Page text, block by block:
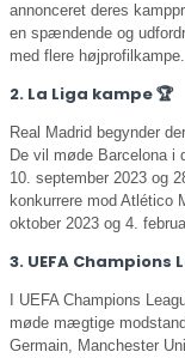
annonceret deres
en spændende og
med flere højprofilkampe.
2. La Liga kampe 🏆
Real Madrid begynder
De vil møde Barcelona i
10. september 2023 og
konkurrere mod Atlético
oktober 2023 og 4.
3. UEFA Champions
I UEFA Champions
møde mægtige
Germain, Manchester